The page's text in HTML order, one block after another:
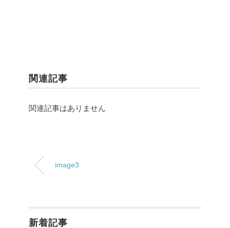
関連記事
関連記事はありません
image3
新着記事